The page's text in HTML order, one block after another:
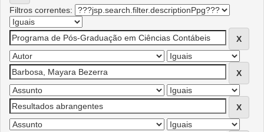
Filtros correntes: